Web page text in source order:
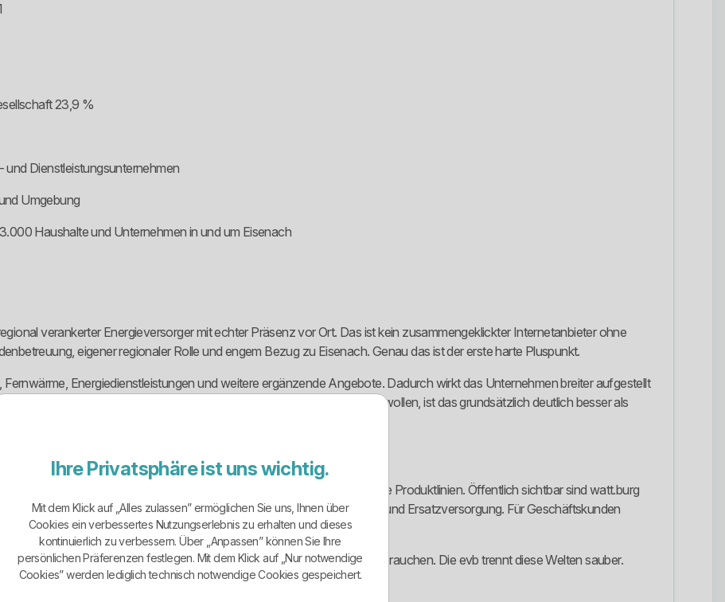
23,9 %
und Dienstleistungsunternehmen
Umgebung
Haushalte und Unternehmen in und um Eisenach
verankerter Energieversorger mit echter Präsenz vor Ort. Das ist kein zusammengeklickter Internetanbieter ohne
eigener regionaler Rolle und engem Bezug zu Eisenach. Genau das ist der erste harte Pluspunkt.
Energiedienstleistungen und weitere ergänzende Angebote. Dadurch wirkt das Unternehmen breiter aufgestellt
sind. Für Kunden, die einen greifbaren Ansprechpartner vor Ort wollen, ist das grundsätzlich deutlich besser als
gibt es für Privatkunden nicht nur einen Einheitstarif, sondern mehrere Produktlinien. Öffentlich sichtbar sind watt.burg
watt.burg wärme, watt.burg strom dynamisch sowie Grundversorgung und Ersatzversorgung. Für Geschäftskunden
und dynamisches Verbrauchsmodell eben nicht dieselbe Tariflogik brauchen. Die evb trennt diese Welten sauber.
hübschem Namen.
Ihre Privatsphäre ist uns wichtig.
Mit dem Klick auf „Alles zulassen” ermöglichen Sie uns, Ihnen über
Cookies ein verbessertes Nutzungserlebnis zu erhalten und dieses
kontinuierlich zu verbessern. Über „Anpassen” können Sie Ihre
persönlichen Präferenzen festlegen. Mit dem Klick auf „Nur notwendige
Cookies” werden lediglich technisch notwendige Cookies gespeichert.